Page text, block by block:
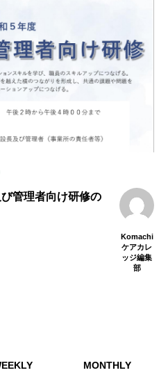
管理者向け研修の
Komachi
ケアカレ
ッジ編集
部
MONTHLY